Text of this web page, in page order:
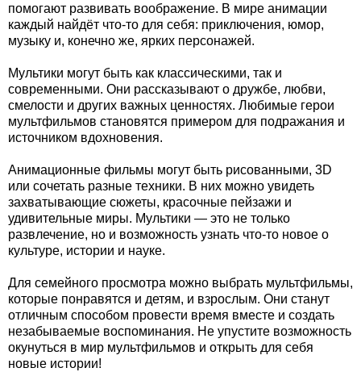
помогают развивать воображение. В мире анимации
каждый найдёт что-то для себя: приключения, юмор,
музыку и, конечно же, ярких персонажей.
Мультики могут быть как классическими, так и
современными. Они рассказывают о дружбе, любви,
смелости и других важных ценностях. Любимые герои
мультфильмов становятся примером для подражания и
источником вдохновения.
Анимационные фильмы могут быть рисованными, 3D
или сочетать разные техники. В них можно увидеть
захватывающие сюжеты, красочные пейзажи и
удивительные миры. Мультики — это не только
развлечение, но и возможность узнать что-то новое о
культуре, истории и науке.
Для семейного просмотра можно выбрать мультфильмы,
которые понравятся и детям, и взрослым. Они станут
отличным способом провести время вместе и создать
незабываемые воспоминания. Не упустите возможность
окунуться в мир мультфильмов и открыть для себя
новые истории!